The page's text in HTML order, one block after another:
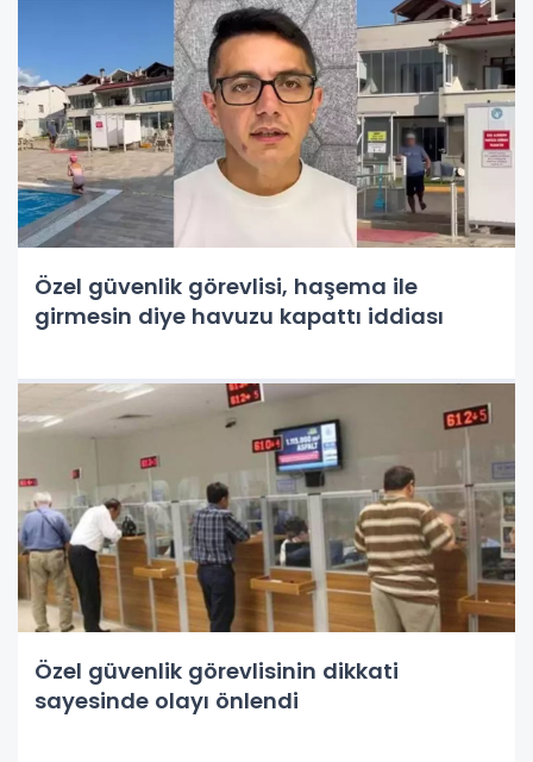
Özel güvenlik görevlisi, haşema ile
girmesin diye havuzu kapattı iddiası
Özel güvenlik görevlisinin dikkati
sayesinde olayı önlendi